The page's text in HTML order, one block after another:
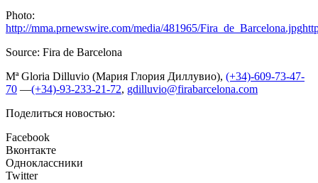
Photo:
http://mma.prnewswire.com/media/481965/Fira_de_Barcelona.jpg
Source: Fira de Barcelona
Mª Gloria Dilluvio (Мария Глория Диллувио), (+34)-609-73-47-
70 —(+34)-93-233-21-72, gdilluvio@firabarcelona.com
Поделиться новостью:
Facebook
Вконтакте
Одноклассники
Twitter